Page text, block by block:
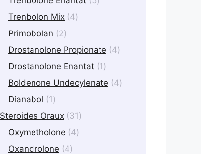
Trenbolon Mix 44
Primobolan 22
products
Drostanolone Propionate 44
Drostanolone Enantat 11
product
Boldenone Undecylenate 44
Dianabol 11
product
Steroides Oraux 3131
Oxymetholone 44
Oxandrolone 44